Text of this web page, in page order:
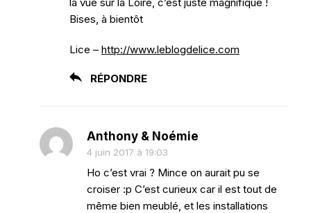
Bises, à bientôt
Lice – http://www.leblogdelice.com
RÉPONDRE
Anthony & Noémie
4 juin 2017 à 19:03
Ho c’est vrai ? Mince on aurait pu se
croiser :p C’est curieux car il est tout de
même bien meublé, et les installations